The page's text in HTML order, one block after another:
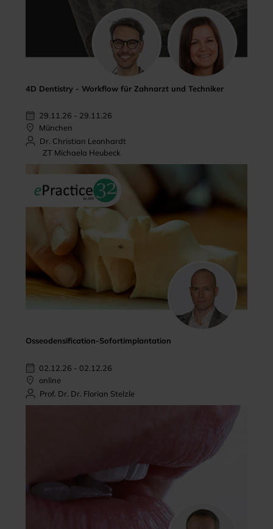
4D Dentistry - Workflow für Zahnarzt und Techniker
29.11.26 - 29.11.26
München
Dr. Christian Leonhardt
ZT Michaela Heubeck
Osseodensification-Sofortimplantation
02.12.26 - 02.12.26
online
Prof. Dr. Dr. Florian Stelzle